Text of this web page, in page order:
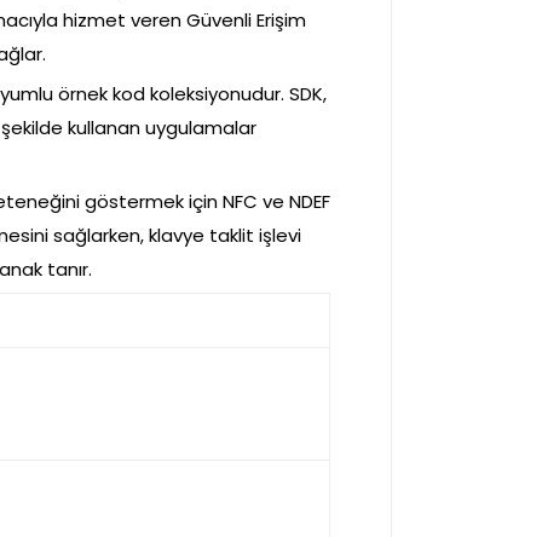
hizmet veren Güvenli Erişim
örnek kod koleksiyonudur. SDK,
şekilde kullanan uygulamalar
göstermek için NFC ve NDEF
sağlarken, klavye taklit işlevi
tanır.